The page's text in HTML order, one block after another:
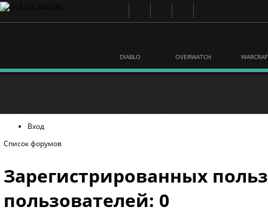
DIABLO OVERWATCH
Вход
Список форумов
Зарегистрированных
пользователей: 0